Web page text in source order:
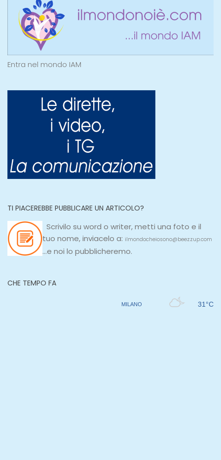
Entra nel mondo IAM
TI PIACEREBBE PUBBLICARE UN ARTICOLO?
Scrivilo su word o writer, metti una foto e il
tuo nome, inviacelo a: ilmondocheiosono@beezzup.com
...e noi lo pubblicheremo.
CHE TEMPO FA